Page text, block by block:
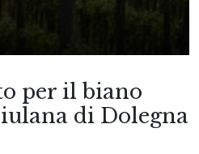
per il biano
di Dolegna